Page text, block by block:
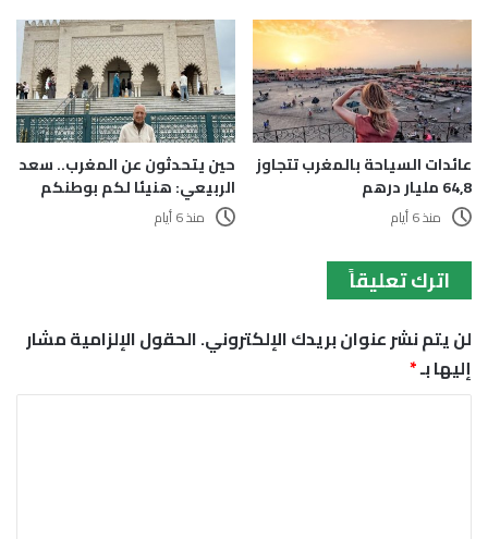
عائدات السياحة بالمغرب تتجاوز
64,8 مليار درهم
منذ 6 أيام
حين يتحدثون عن المغرب.. سعد
الربيعي: هنيئا لكم بوطنكم
منذ 6 أيام
اترك تعليقاً
لن يتم نشر عنوان بريدك الإلكتروني.الحقول الإلزامية مشار
إليها بـ*